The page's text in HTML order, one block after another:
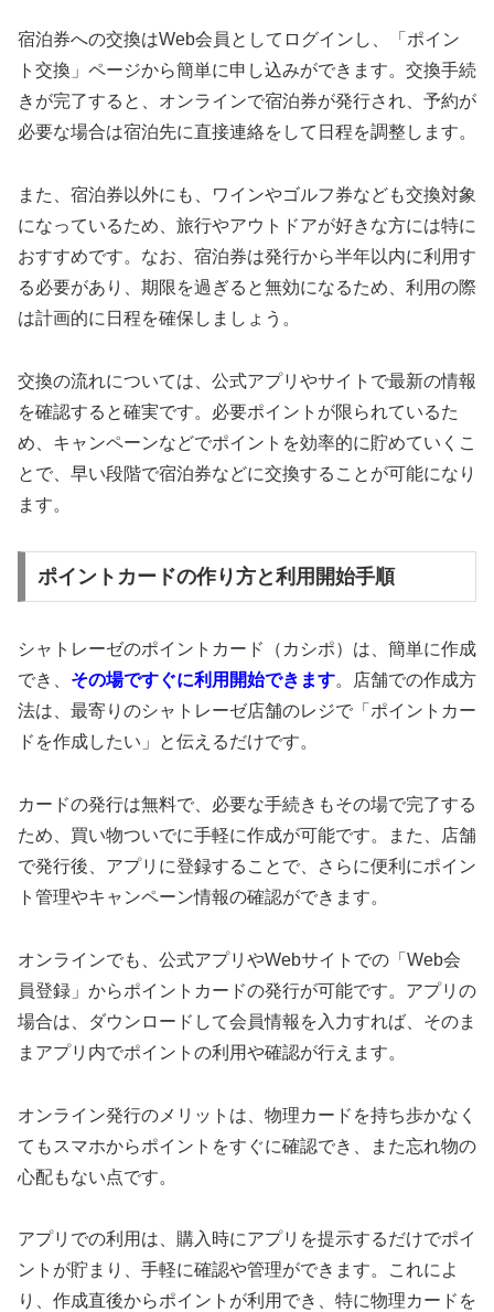
宿泊券への交換はWeb会員としてログインし、「ポイン
ト交換」ページから簡単に申し込みができます。交換手続
きが完了すると、オンラインで宿泊券が発行され、予約が
必要な場合は宿泊先に直接連絡をして日程を調整します。
また、宿泊券以外にも、ワインやゴルフ券なども交換対象
になっているため、旅行やアウトドアが好きな方には特に
おすすめです。なお、宿泊券は発行から半年以内に利用す
る必要があり、期限を過ぎると無効になるため、利用の際
は計画的に日程を確保しましょう。
交換の流れについては、公式アプリやサイトで最新の情報
を確認すると確実です。必要ポイントが限られているた
め、キャンペーンなどでポイントを効率的に貯めていくこ
とで、早い段階で宿泊券などに交換することが可能になり
ます。
ポイントカードの作り方と利用開始手順
シャトレーゼのポイントカード（カシポ）は、簡単に作成
でき、 その場ですぐに利用開始できます。店舗での作成方
法は、最寄りのシャトレーゼ店舗のレジで「ポイントカー
ドを作成したい」と伝えるだけです。
カードの発行は無料で、必要な手続きもその場で完了する
ため、買い物ついでに手軽に作成が可能です。また、店舗
で発行後、アプリに登録することで、さらに便利にポイン
ト管理やキャンペーン情報の確認ができます。
オンラインでも、公式アプリやWebサイトでの「Web会
員登録」からポイントカードの発行が可能です。アプリの
場合は、ダウンロードして会員情報を入力すれば、そのま
まアプリ内でポイントの利用や確認が行えます。
オンライン発行のメリットは、物理カードを持ち歩かなく
てもスマホからポイントをすぐに確認でき、また忘れ物の
心配もない点です。
アプリでの利用は、購入時にアプリを提示するだけでポイ
ントが貯まり、手軽に確認や管理ができます。これによ
り、作成直後からポイントが利用でき、特に物理カードを